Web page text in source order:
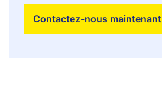
Contactez-nous maintenant